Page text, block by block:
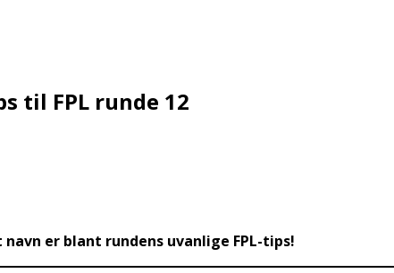
til FPL runde 12
er blant rundens uvanlige FPL-tips!